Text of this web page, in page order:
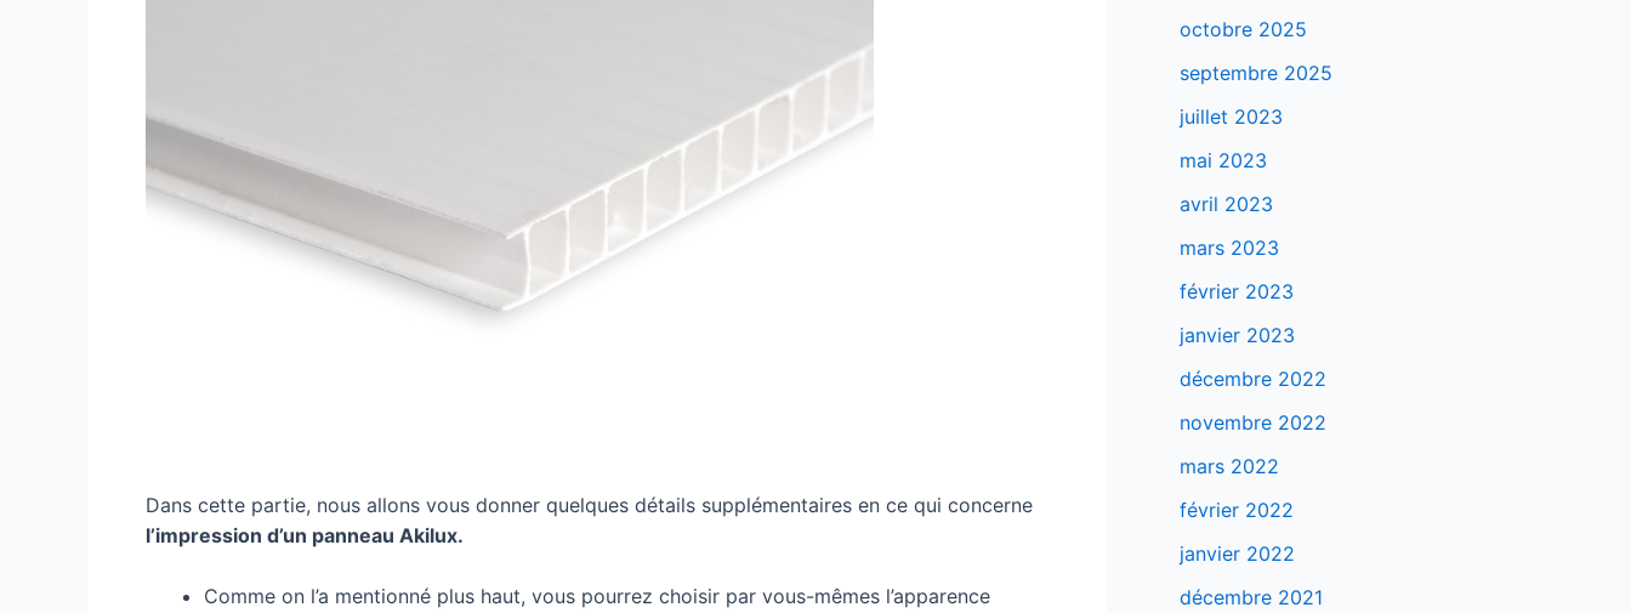
Dans cette partie, nous allons vous donner quelques détails supplémentaires en ce qui concerne
l’impression d’un panneau Akilux.
Comme on l’a mentionné plus haut, vous pourrez choisir par vous-mêmes l’apparence
octobre 2025
septembre 2025
juillet 2023
mai 2023
avril 2023
mars 2023
février 2023
janvier 2023
décembre 2022
novembre 2022
mars 2022
février 2022
janvier 2022
décembre 2021